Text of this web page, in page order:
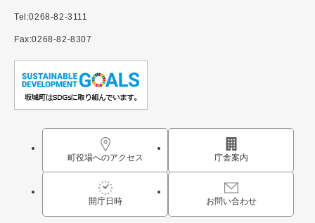
Tel:0268-82-3111
Fax:0268-82-8307
町役場へのアクセス 庁舎案内
開庁日時 お問い合わせ